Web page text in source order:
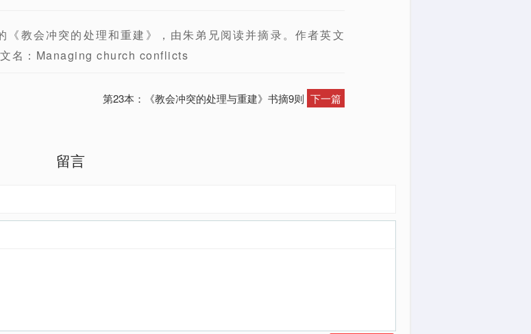
《教会冲突的处理和重建》，由朱弟兄阅读并摘录。作者英文
名：Managing church conflicts
第23本：《教会冲突的处理与重建》书摘9则 下一篇
留言